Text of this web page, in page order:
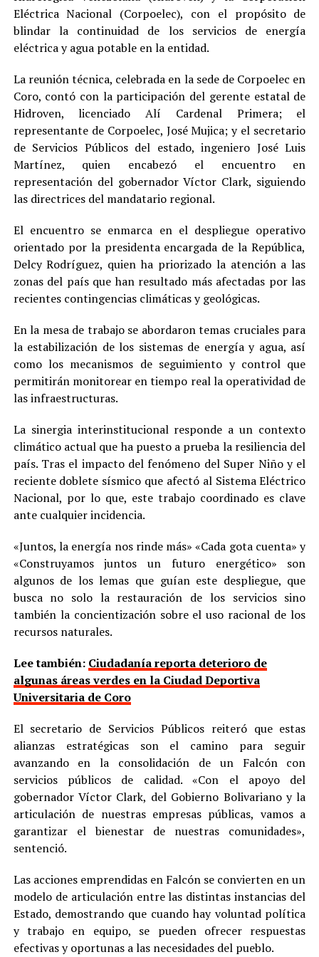
Eléctrica Nacional (Corpoelec), con el propósito de
blindar la continuidad de los servicios de energía
eléctrica y agua potable en la entidad.
La reunión técnica, celebrada en la sede de Corpoelec en
Coro, contó con la participación del gerente estatal de
Hidroven, licenciado Alí Cardenal Primera; el
representante de Corpoelec, José Mujica; y el secretario
de Servicios Públicos del estado, ingeniero José Luis
Martínez, quien encabezó el encuentro en
representación del gobernador Víctor Clark, siguiendo
las directrices del mandatario regional.
El encuentro se enmarca en el despliegue operativo
orientado por la presidenta encargada de la República,
Delcy Rodríguez, quien ha priorizado la atención a las
zonas del país que han resultado más afectadas por las
recientes contingencias climáticas y geológicas.
En la mesa de trabajo se abordaron temas cruciales para
la estabilización de los sistemas de energía y agua, así
como los mecanismos de seguimiento y control que
permitirán monitorear en tiempo real la operatividad de
las infraestructuras.
La sinergia interinstitucional responde a un contexto
climático actual que ha puesto a prueba la resiliencia del
país. Tras el impacto del fenómeno del Super Niño y el
reciente doblete sísmico que afectó al Sistema Eléctrico
Nacional, por lo que, este trabajo coordinado es clave
ante cualquier incidencia.
«Juntos, la energía nos rinde más» «Cada gota cuenta» y
«Construyamos juntos un futuro energético» son
algunos de los lemas que guían este despliegue, que
busca no solo la restauración de los servicios sino
también la concientización sobre el uso racional de los
recursos naturales.
Lee también: Ciudadanía reporta deterioro de
algunas áreas verdes en la Ciudad Deportiva
Universitaria de Coro
El secretario de Servicios Públicos reiteró que estas
alianzas estratégicas son el camino para seguir
avanzando en la consolidación de un Falcón con
servicios públicos de calidad. «Con el apoyo del
gobernador Víctor Clark, del Gobierno Bolivariano y la
articulación de nuestras empresas públicas, vamos a
garantizar el bienestar de nuestras comunidades»,
sentenció.
Las acciones emprendidas en Falcón se convierten en un
modelo de articulación entre las distintas instancias del
Estado, demostrando que cuando hay voluntad política
y trabajo en equipo, se pueden ofrecer respuestas
efectivas y oportunas a las necesidades del pueblo.